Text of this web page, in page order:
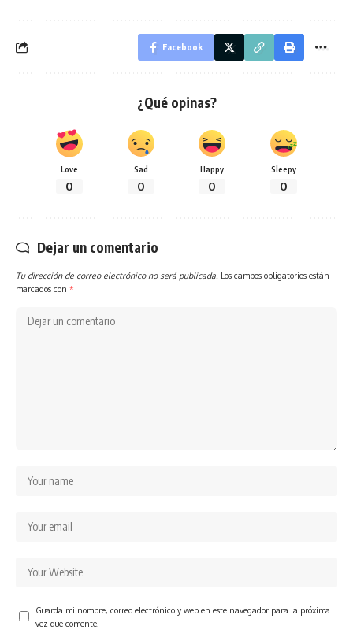
Facebook
¿Qué opinas?
Love
0
Sad
0
Happy
0
Sleepy
0
Dejar un comentario
Tu dirección de correo electrónico no será publicada. Los campos obligatorios están
marcados con *
Guarda mi nombre, correo electrónico y web en este navegador para la próxima
vez que comente.